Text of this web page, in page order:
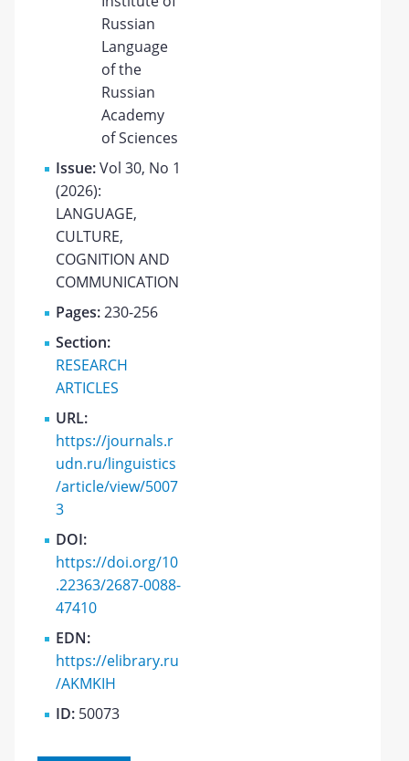
Russian
Language
of the
Russian
Academy
of Sciences
Issue:Vol 30, No 1
(2026):
LANGUAGE,
CULTURE,
COGNITION AND
COMMUNICATION
Pages:230-256
Section:
RESEARCH
ARTICLES
URL:
https://journals.r
udn.ru/linguistics
/article/view/5007
3
DOI:
https://doi.org/10
.22363/2687-0088-
47410
EDN:
https://elibrary.ru
/AKMKIH
ID: 50073